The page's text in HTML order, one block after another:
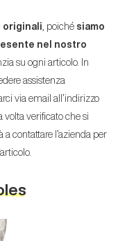
originali , poiché siamo
nel nostro
su ogni articolo. In
assistenza
via email all’indirizzo
volta verificato che si
a contattare l’azienda per